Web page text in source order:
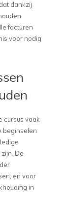
dankzij
facturen
voor nodig
cursus vaak
beginselen
De
en voor
in